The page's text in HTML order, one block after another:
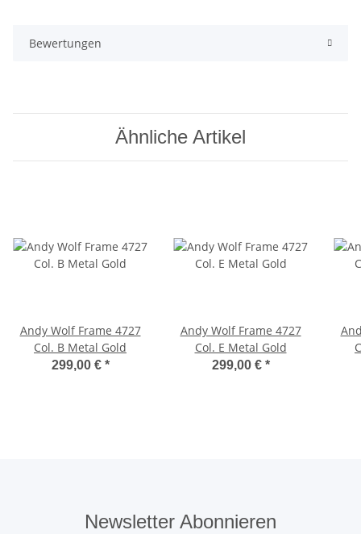
Bewertungen
Ähnliche Artikel
Andy Wolf Frame 4727
Col. B Metal Gold
299,00 € *
Andy Wolf Frame 4727
Col. E Metal Gold
299,00 € *
Newsletter Abonnieren